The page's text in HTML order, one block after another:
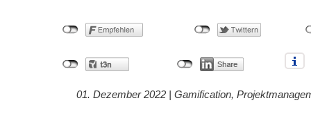
01. Dezember 2022 | Gamification,